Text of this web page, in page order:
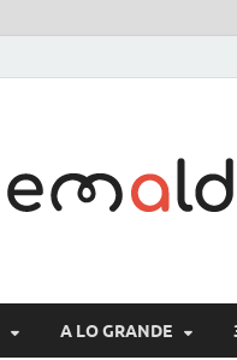
A LO GRANDE